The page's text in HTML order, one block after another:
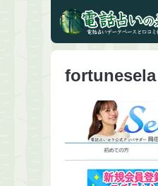
fortunesela